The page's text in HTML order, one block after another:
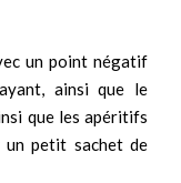
un point négatif
ainsi que le
que les apéritifs
petit sachet de